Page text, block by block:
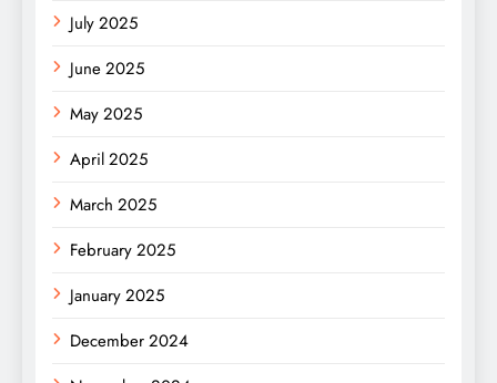
July 2025
June 2025
May 2025
April 2025
March 2025
February 2025
January 2025
December 2024